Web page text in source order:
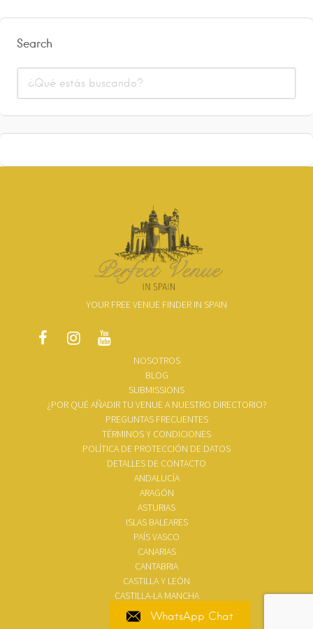
Search
YOUR FREE VENUE FINDER IN SPAIN
NOSOTROS
BLOG
SUBMISSIONS
¿POR QUÉ AÑADIR TU VENUE A NUESTRO DIRECTORIO?
PREGUNTAS FRECUENTES
TÉRMINOS Y CONDICIONES
POLÍTICA DE PROTECCIÓN DE DATOS
DETALLES DE CONTACTO
ANDALUCÍA
ARAGÓN
ASTURIAS
ISLAS BALEARES
PAÍS VASCO
CANARIAS
CANTABRIA
CASTILLA Y LEÓN
CASTILLA-LA MANCHA
WhatsApp Chat